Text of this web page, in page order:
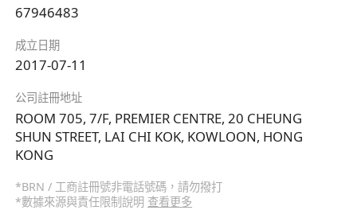
67946483
成立日期
2017-07-11
公司註冊地址
ROOM 705, 7/F, PREMIER CENTRE, 20 CHEUNG
SHUN STREET, LAI CHI KOK, KOWLOON, HONG
KONG
*BRN / 工商註冊號非電話號碼，請勿撥打
*數據來源與責任限制說明 查看更多